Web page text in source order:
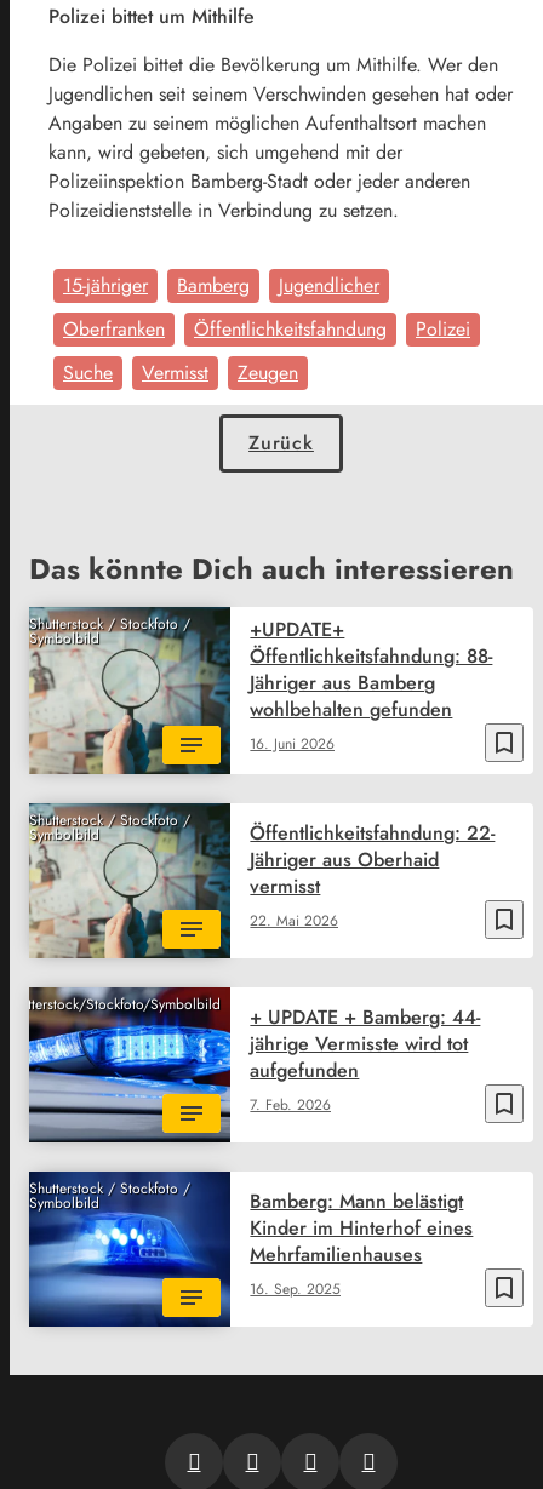
Polizei bittet um Mithilfe
Die Polizei bittet die Bevölkerung um Mithilfe. Wer den
Jugendlichen seit seinem Verschwinden gesehen hat oder
Angaben zu seinem möglichen Aufenthaltsort machen
kann, wird gebeten, sich umgehend mit der
Polizeiinspektion Bamberg-Stadt oder jeder anderen
Polizeidienststelle in Verbindung zu setzen.
15-jähriger Bamberg
Jugendlicher
Oberfranken
Öffentlichkeitsfahndung
Polizei
Suche
Vermisst Zeugen
Zurück
Das könnte Dich auch interessieren
Shutterstock / Stockfoto /
Symbolbild
bookmark_border
16. Juni 2026
+UPDATE+
Öffentlichkeitsfahndung: 88-
Jähriger aus Bamberg
wohlbehalten gefunden
Shutterstock / Stockfoto /
Symbolbild
bookmark_border
22. Mai 2026
Öffentlichkeitsfahndung: 22-
Jähriger aus Oberhaid
vermisst
Shutterstock/Stockfoto/Symbolbild
bookmark_border
7. Feb. 2026
+ UPDATE + Bamberg: 44-
jährige Vermisste wird tot
aufgefunden
Shutterstock / Stockfoto /
Symbolbild
bookmark_border
16. Sep. 2025
Bamberg: Mann belästigt
Kinder im Hinterhof eines
Mehrfamilienhauses